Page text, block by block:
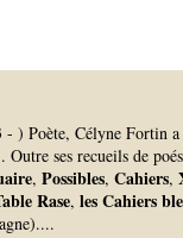
Poète, Célyne Fortin a
ses recueils de
, Possibles, Cahiers,
Rase, les Cahiers
...